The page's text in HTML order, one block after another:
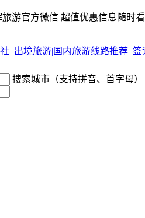
旅游官方微信 超值优惠信息随时看
搜索城市（支持拼音、首字母）